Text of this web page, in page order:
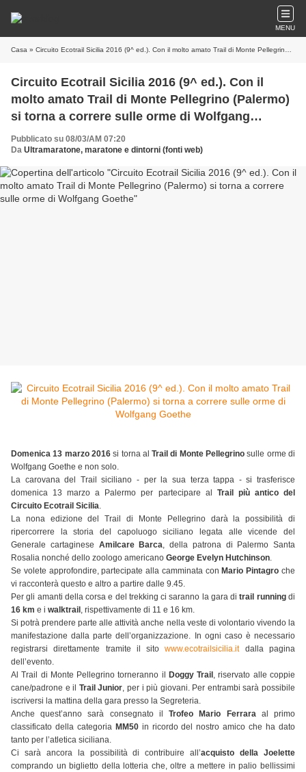
MENU
Casa » Circuito Ecotrail Sicilia 2016 (9^ ed.). Con il molto amato Trail di Monte Pellegrino (Palermo) si torna a correre sulle orme di Wolfgang Goethe
Circuito Ecotrail Sicilia 2016 (9^ ed.). Con il
molto amato Trail di Monte Pellegrino (Palermo)
si torna a correre sulle orme di Wolfgang
Goethe
Pubblicato su 08/03/AM 07:20
Da Ultramaratone, maratone e dintorni (fonti web)
Domenica 13 marzo 2016si torna alTrail di Monte Pellegrino sulle orme di
Wolfgang Goethe e non solo.
La carovana del Trail siciliano - per la sua terza tappa - si trasferisce
domenica 13 marzo a Palermo per partecipare al Trail più antico del
Circuito Ecotrail Sicilia.
La nona edizione del Trail di Monte Pellegrino darà la possibilità di
ripercorrere la storia del capoluogo siciliano legata alle vicende del
Generale cartaginese Amilcare Barca, della patrona di Palermo Santa
Rosalia nonché dello zoologo americano George Evelyn Hutchinson.
Se volete approfondire, partecipate alla camminata con Mario Pintagro che
vi racconterà questo e altro a partire dalle 9.45.
Per gli amanti della corsa e del trekking ci saranno la gara ditrail runningdi
16 km e i walktrail , rispettivamente di 11 e 16 km.
Si potrà prendere parte alle attività anche nella veste di volontario vivendo la
manifestazione dalla parte dell’organizzazione. In ogni caso è necessario
registrarsi direttamente tramite il sitowww.ecotrailsicilia.itdalla pagina
dell’evento.
Al Trail di Monte Pellegrino torneranno il
Doggy Trail , riservato alle coppie
cane/padrone e il Trail Junior, per i più giovani. Per entrambi sarà possibile
iscriversi la mattina della gara presso la Segreteria.
Anche quest’anno sarà consegnato ilTrofeo Mario Ferrara al primo
classificato della categoria MM50in ricordo del nostro amico che ha dato
tanto per l’atletica siciliana.
Ci sarà ancora la possibilità di contribuire all’acquisto della Joelette
comprando un biglietto della lotteria che, oltre a mettere in palio bellissimi